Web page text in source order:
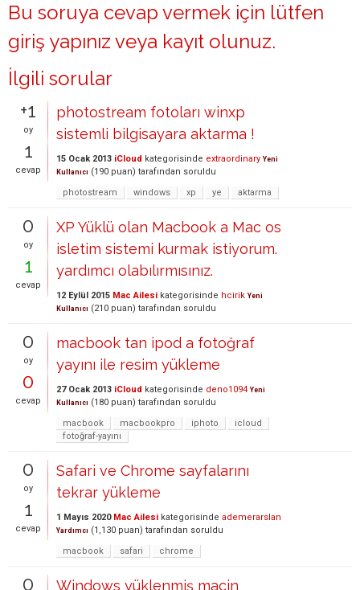
Bu soruya cevap vermek için lütfen
giriş yapınız veya kayıt olunuz.
İlgili sorular
+1
oy
1
cevap
photostream fotoları winxp
sistemli bilgisayara aktarma !
15 Ocak 2013 iCloud kategorisinde extraordinary Yeni
Kullanıcı (190 puan) tarafından soruldu
photostream
windows xp ye aktarma
0
oy
1
cevap
XP Yüklü olan Macbook a Mac os
isletim sistemi kurmak istiyorum.
yardımcı olabılırmısınız.
12 Eylül 2015 Mac Ailesi kategorisinde hcirik Yeni
Kullanıcı (210 puan) tarafından soruldu
0
oy
0
cevap
macbook tan ipod a fotoğraf
yayını ile resim yükleme
27 Ocak 2013 iCloud kategorisinde deno1094 Yeni
Kullanıcı (180 puan) tarafından soruldu
macbook
macbookpro iphoto
icloud
fotoğraf-yayını
0
oy
1
cevap
Safari ve Chrome sayfalarını
tekrar yükleme
1 Mayıs 2020 Mac Ailesi kategorisinde ademerarslan
Yardımcı (1,130 puan) tarafından soruldu
macbook
safari chrome
0
Windows yüklenmiş macin